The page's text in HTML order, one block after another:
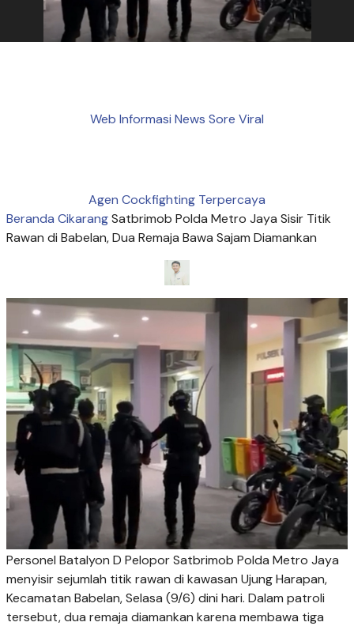
Web Informasi News Sore Viral
Agen Cockfighting Terpercaya
Beranda CikarangSatbrimob Polda Metro Jaya Sisir Titik
Rawan di Babelan, Dua Remaja Bawa Sajam Diamankan
Personel Batalyon D Pelopor Satbrimob Polda Metro Jaya
menyisir sejumlah titik rawan di kawasan Ujung Harapan,
Kecamatan Babelan, Selasa (9/6) dini hari. Dalam patroli
tersebut, dua remaja diamankan karena membawa tiga